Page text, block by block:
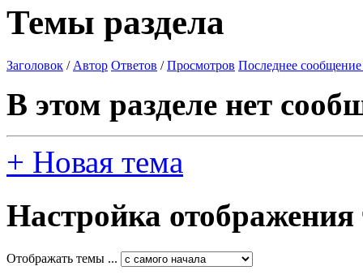
Темы раздела
Заголовок / Автор Ответов /Просмотров Последнее сообщение
В этом разделе нет
+ Новая тема
Настройка отображения
Отображать темы ...